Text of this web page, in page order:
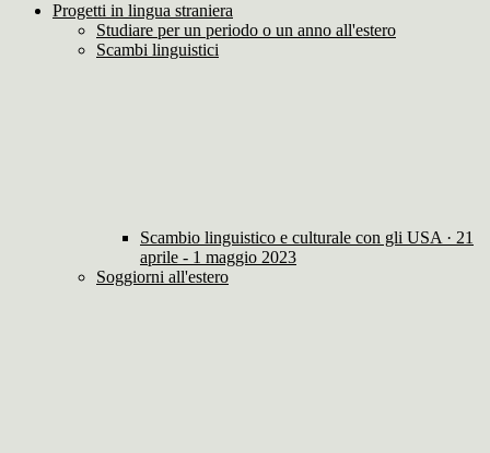
Progetti in lingua straniera
Studiare per un periodo o un anno all'estero
Scambi linguistici
Scambio linguistico e culturale con gli USA · 21
aprile - 1 maggio 2023
Soggiorni all'estero